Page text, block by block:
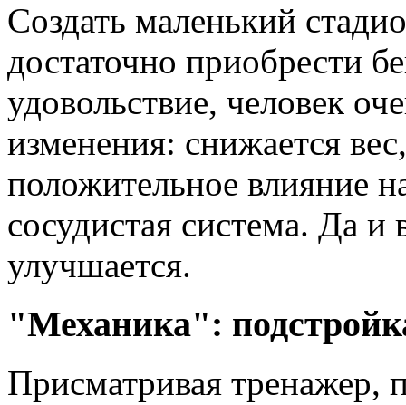
Создать маленький
достаточно приобрести
удовольствие, человек
изменения: снижается
положительное влияние
сосудистая система. Да и
улучшается.
"Механика":
Присматривая тренажер,